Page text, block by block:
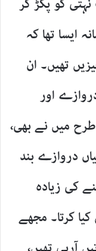
کو پکڑ کر
ایسا تھا کہ
تھیں۔ ان
اور
میں نے بھی،
دروازے بند
کی زیادہ
کرتا۔ مجھے